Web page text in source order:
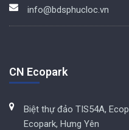
info@bdsphucloc.vn
CN Ecopark
Biệt thự đảo TIS54A,
Ecopark, Hưng Yên